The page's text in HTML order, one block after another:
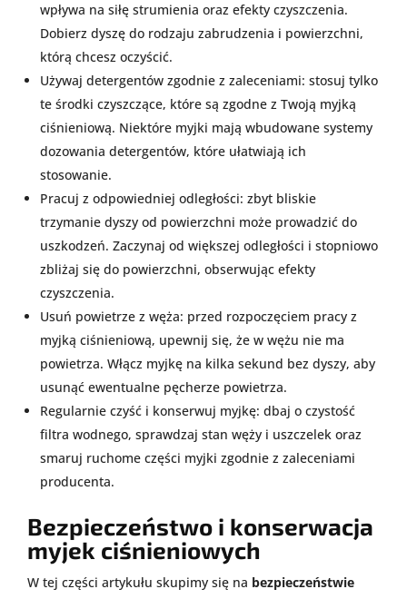
wpływa na siłę strumienia oraz efekty czyszczenia.
Dobierz dyszę do rodzaju zabrudzenia i powierzchni,
którą chcesz oczyścić.
Używaj detergentów zgodnie z zaleceniami: stosuj tylko
te środki czyszczące, które są zgodne z Twoją myjką
ciśnieniową. Niektóre myjki mają wbudowane systemy
dozowania detergentów, które ułatwiają ich
stosowanie.
Pracuj z odpowiedniej odległości: zbyt bliskie
trzymanie dyszy od powierzchni może prowadzić do
uszkodzeń. Zaczynaj od większej odległości i stopniowo
zbliżaj się do powierzchni, obserwując efekty
czyszczenia.
Usuń powietrze z węża: przed rozpoczęciem pracy z
myjką ciśnieniową, upewnij się, że w wężu nie ma
powietrza. Włącz myjkę na kilka sekund bez dyszy, aby
usunąć ewentualne pęcherze powietrza.
Regularnie czyść i konserwuj myjkę: dbaj o czystość
filtra wodnego, sprawdzaj stan węży i uszczelek oraz
smaruj ruchome części myjki zgodnie z zaleceniami
producenta.
Bezpieczeństwo i konserwacja
myjek ciśnieniowych
W tej części artykułu skupimy się na bezpieczeństwie